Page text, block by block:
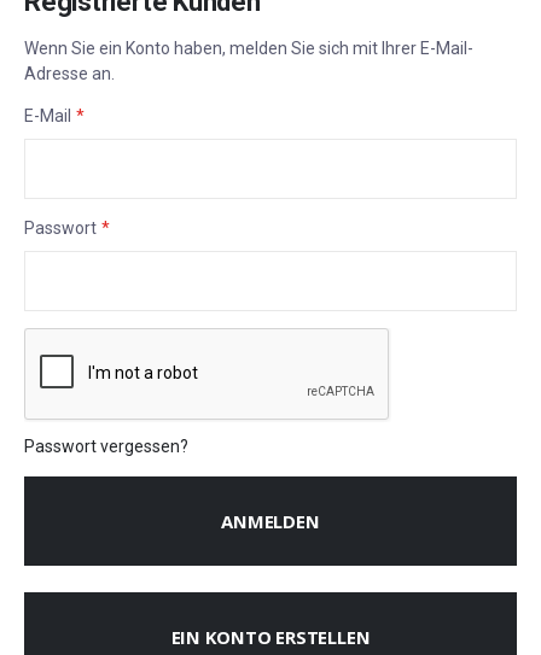
Wenn Sie ein Konto haben, melden Sie sich mit Ihrer E-Mail-
Adresse an.
E-Mail
Passwort
Passwort vergessen?
ANMELDEN
EIN KONTO ERSTELLEN